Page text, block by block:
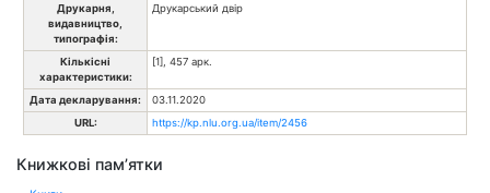
Друкарня,
видавництво,
типографія:
Друкарський двір
Кількісні
характеристики:
[1], 457 арк.
Дата декларування:
03.11.2020
URL:
https://kp.nlu.org.ua/item/2456
Книжкові пам’ятки